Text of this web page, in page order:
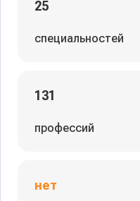
25
специальностей
131
профессий
нет